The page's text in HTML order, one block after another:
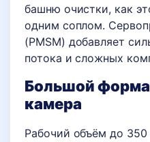
башню очистки, как
одним соплом.
(PMSM) добавляет
потока и сложных
Большой
камера
Рабочий объём до